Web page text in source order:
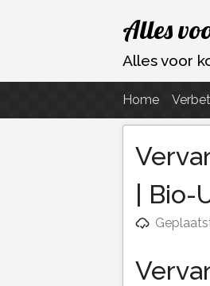
Ga
naar
de
Alles
Alles voor
Home
|